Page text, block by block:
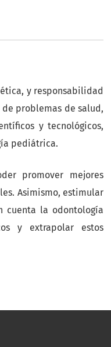
y responsabilidad
problemas de salud,
y tecnológicos,
pediátrica.
promover mejores
Asimismo, estimular
cuenta la odontología
y extrapolar estos